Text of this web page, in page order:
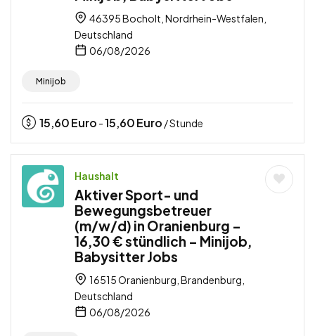
46395 Bocholt, Nordrhein-Westfalen,
Deutschland
06/08/2026
Minijob
15,60Euro -15,60Euro / Stunde
Haushalt
Aktiver Sport- und
Bewegungsbetreuer
(m/w/d) in Oranienburg –
16,30 € stündlich – Minijob,
Babysitter Jobs
16515 Oranienburg, Brandenburg,
Deutschland
06/08/2026